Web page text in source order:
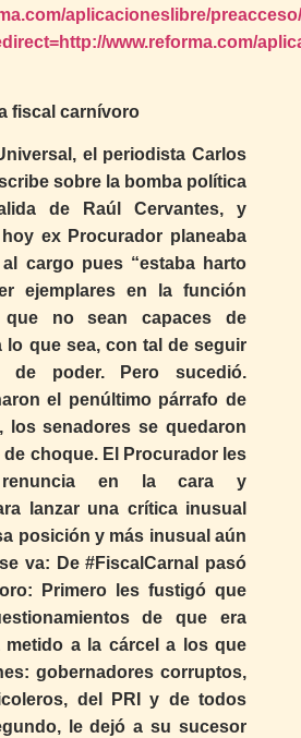
aplicacioneslibre/
www.reforma.com/
fiscal carnívoro
el periodista Carlos
sobre la bomba política
de Raúl Cervantes, y
ex Procurador planeaba
cargo pues “estaba harto
ejemplares en la función
que no sean capaces de
lo que sea, con tal de seguir
poder. Pero sucedió.
el penúltimo párrafo de
los senadores se quedaron
choque. El Procurador les
renuncia en la cara y
lanzar una crítica inusual
posición y más inusual aún
va: De #FiscalCarnal pasó
Primero les fustigó que
de que era
metido a la cárcel a los que
gobernadores corruptos,
del PRI y de todos
le dejó a su sucesor